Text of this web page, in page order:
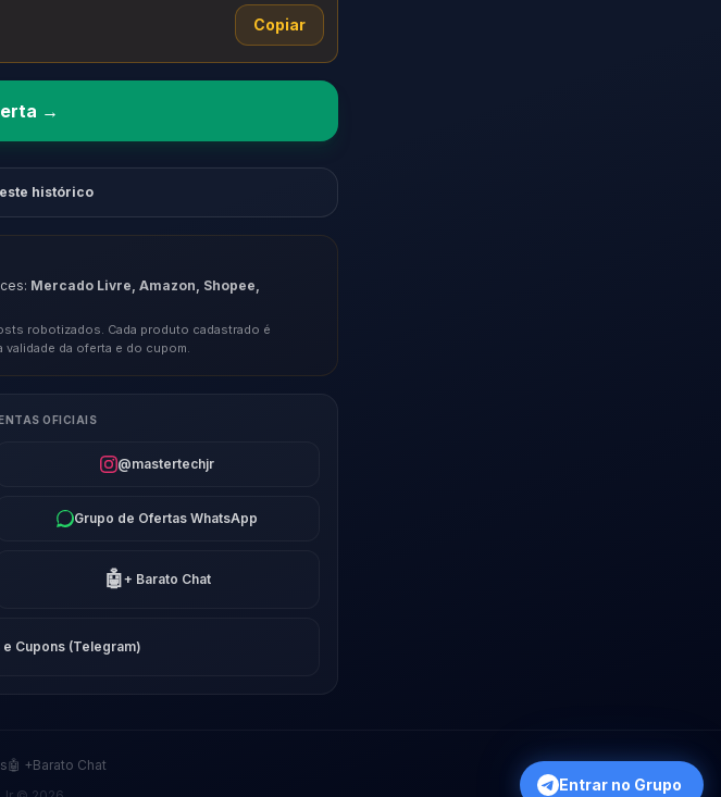
Copiar
→
histórico
Mercado Livre, Amazon, Shopee,
robotizados. Cada produto cadastrado é
da oferta e do cupom.
OFICIAIS
@mastertechjr
Grupo de Ofertas WhatsApp
🤖+ Barato Chat
Cupons (Telegram)
🤖 +Barato Chat
Entrar no Grupo